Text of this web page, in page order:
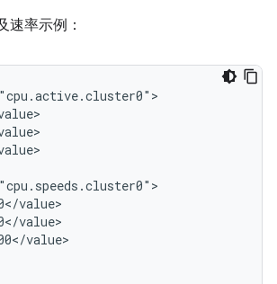
速率示例：
value>
value>
value>